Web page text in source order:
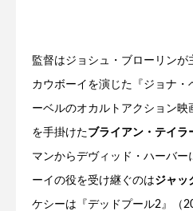
監督はジョシュ・ブローリン
カウボーイを演じた『ジョナ
ーベルのオカルトアクション映
を手掛けたブライアン・テイラ
マンからデヴィッド・ハーバー
ーイの役を受け継ぐのはジャッ
ケシーは『デッドプール2』（